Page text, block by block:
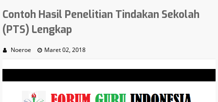
Contoh Hasil Penelitian Tindakan Sekolah
(PTS) Lengkap
Noeroe Maret 02, 2018